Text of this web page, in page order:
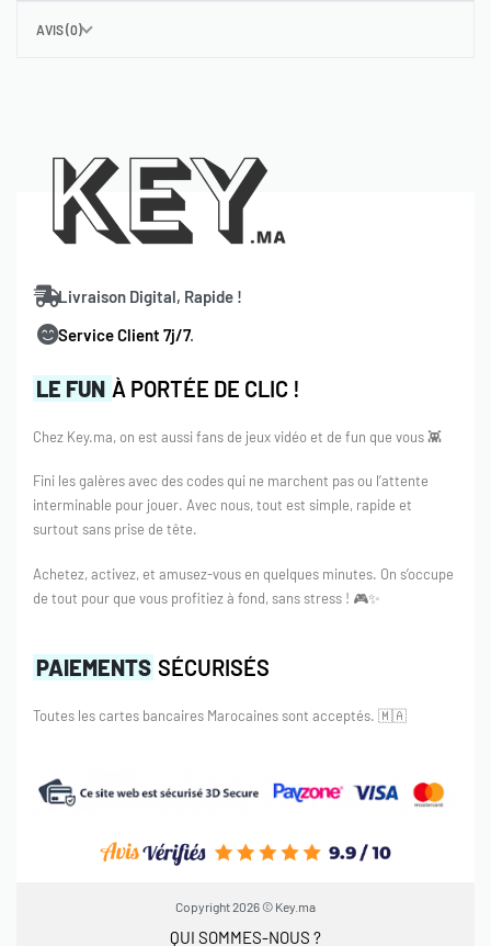
AVIS (0)
LE FUN À PORTÉE DE CLIC !
Chez Key.ma, on est aussi fans de jeux vidéo et de fun que vous 👾
Fini les galères avec des codes qui ne marchent pas ou l’attente
interminable pour jouer. Avec nous, tout est simple, rapide et
surtout sans prise de tête.
Achetez, activez, et amusez-vous en quelques minutes. On s’occupe
de tout pour que vous profitiez à fond, sans stress ! 🎮✨
Livraison Digital, Rapide !
Service Client 7j/7.
PAIEMENTS SÉCURISÉS
Toutes les cartes bancaires Marocaines sont acceptés. 🇲🇦
Copyright 2026 © Key.ma
QUI SOMMES-NOUS ?